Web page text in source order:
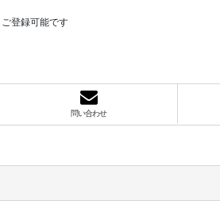
登録可能です
問い合わせ